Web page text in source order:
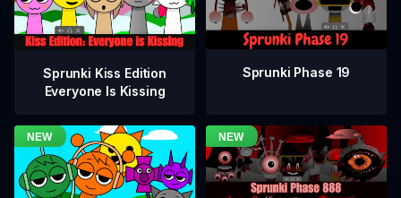
Sprunki Kiss Edition
Everyone Is Kissing
Sprunki Phase 19